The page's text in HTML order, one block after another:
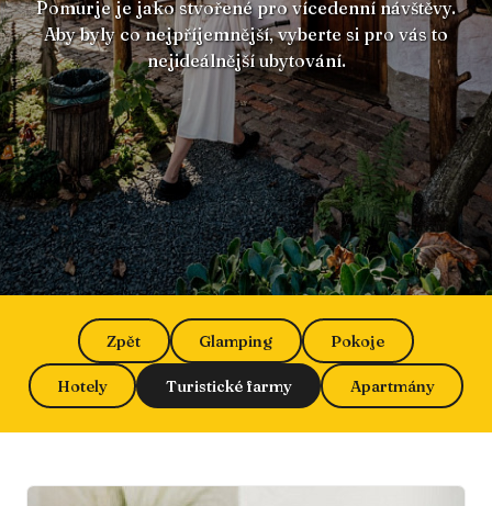
Pomurje je jako stvořené pro vícedenní návštěvy.
Aby byly co nejpříjemnější, vyberte si pro vás to
nejideálnější ubytování.
Zpět Glamping Pokoje
Hotely Turistické farmy Apartmány